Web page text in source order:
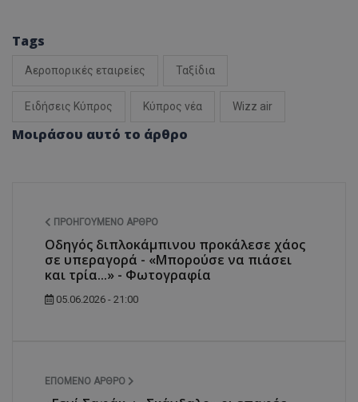
Tags
Αεροπορικές εταιρείες Ταξίδια
Ειδήσεις Κύπρος Κύπρος νέα Wizz air
Μοιράσου αυτό το άρθρο
ΠΡΟΗΓΟΎΜΕΝΟ ΆΡΘΡΟ
Οδηγός διπλοκάμπινου προκάλεσε χάος
σε υπεραγορά - «Μπορούσε να πιάσει
και τρία...» - Φωτογραφία
05.06.2026 - 21:00
ΕΠΌΜΕΝΟ ΆΡΘΡΟ